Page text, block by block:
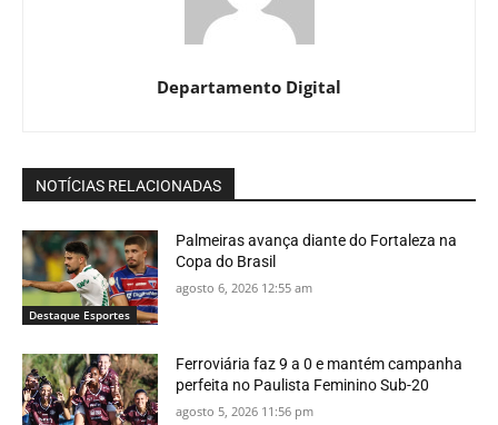
Departamento Digital
NOTÍCIAS RELACIONADAS
Destaque Esportes
Palmeiras avança diante do Fortaleza na
Copa do Brasil
agosto 6, 2026 12:55 am
Ferroviária faz 9 a 0 e mantém campanha
perfeita no Paulista Feminino Sub-20
agosto 5, 2026 11:56 pm